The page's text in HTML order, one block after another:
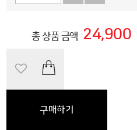
총 상품 금액 24,900
구매하기